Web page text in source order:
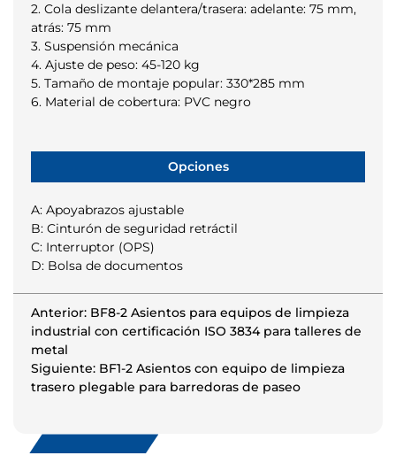
2. Cola deslizante delantera/trasera: adelante: 75 mm,
atrás: 75 mm
3. Suspensión mecánica
4. Ajuste de peso: 45-120 kg
5. Tamaño de montaje popular: 330*285 mm
6. Material de cobertura: PVC negro
Opciones
A: Apoyabrazos ajustable
B: Cinturón de seguridad retráctil
C: Interruptor (OPS)
D: Bolsa de documentos
Anterior: BF8-2 Asientos para equipos de limpieza
industrial con certificación ISO 3834 para talleres de
metal
Siguiente: BF1-2 Asientos con equipo de limpieza
trasero plegable para barredoras de paseo